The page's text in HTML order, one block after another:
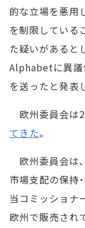
的な立場を悪用
を制限している
た疑いがあると
Alphabetに異
を送ったと発表
欧州委員会は
てきた。
欧州委員会は
市場支配の保持
当コミッショナ
欧州で販売され